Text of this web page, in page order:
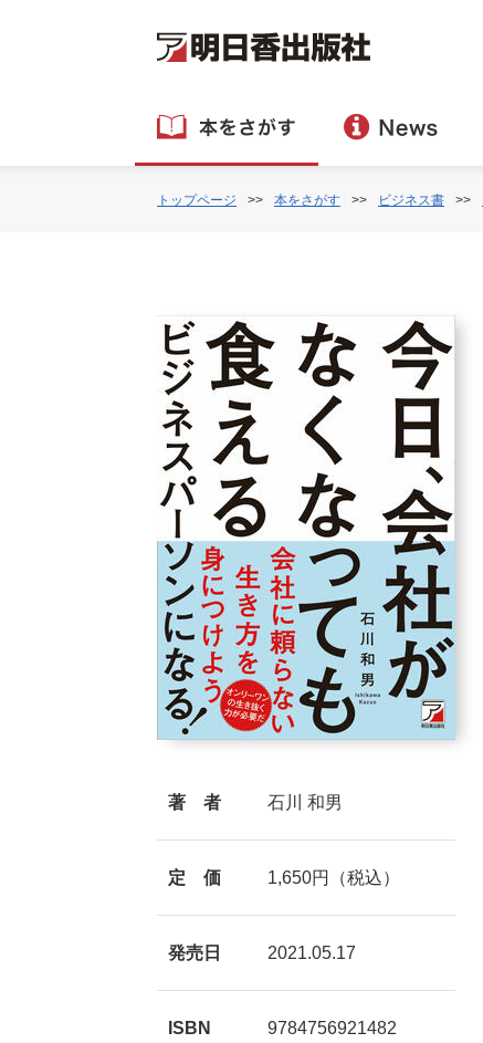
トップページ 本をさがす ビジネス書
著 者 石川 和男
定 価 1,650円（税込）
発売日 2021.05.17
ISBN 9784756921482